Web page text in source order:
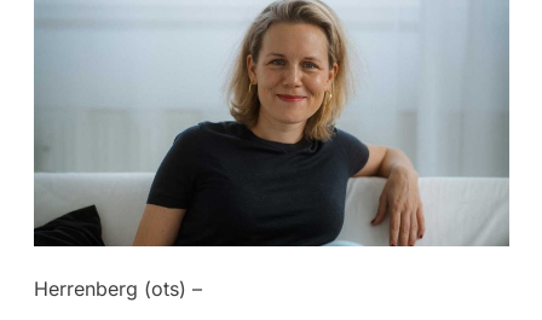
Herrenberg (ots) –